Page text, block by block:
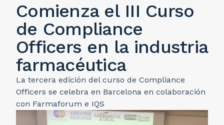
Comienza el III Curso
de Compliance
Officers en la industria
farmacéutica
La tercera edición del curso de Compliance
Officers se celebra en Barcelona en colaboración
con Farmaforum e IQS